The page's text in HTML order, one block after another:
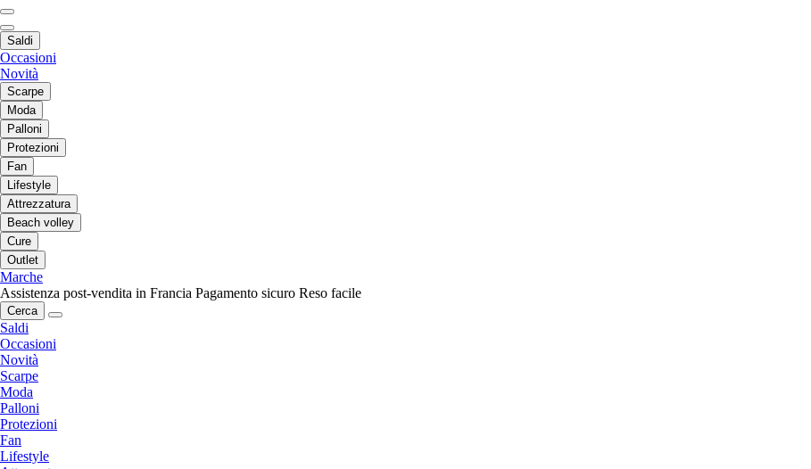
Saldi
Occasioni
Novità
Scarpe
Moda
Palloni
Protezioni
Fan
Lifestyle
Attrezzatura
Beach volley
Cure
Outlet
Marche
Assistenza post-vendita in Francia Pagamento sicuro Reso facile
Cerca
Saldi
Occasioni
Novità
Scarpe
Moda
Palloni
Protezioni
Fan
Lifestyle